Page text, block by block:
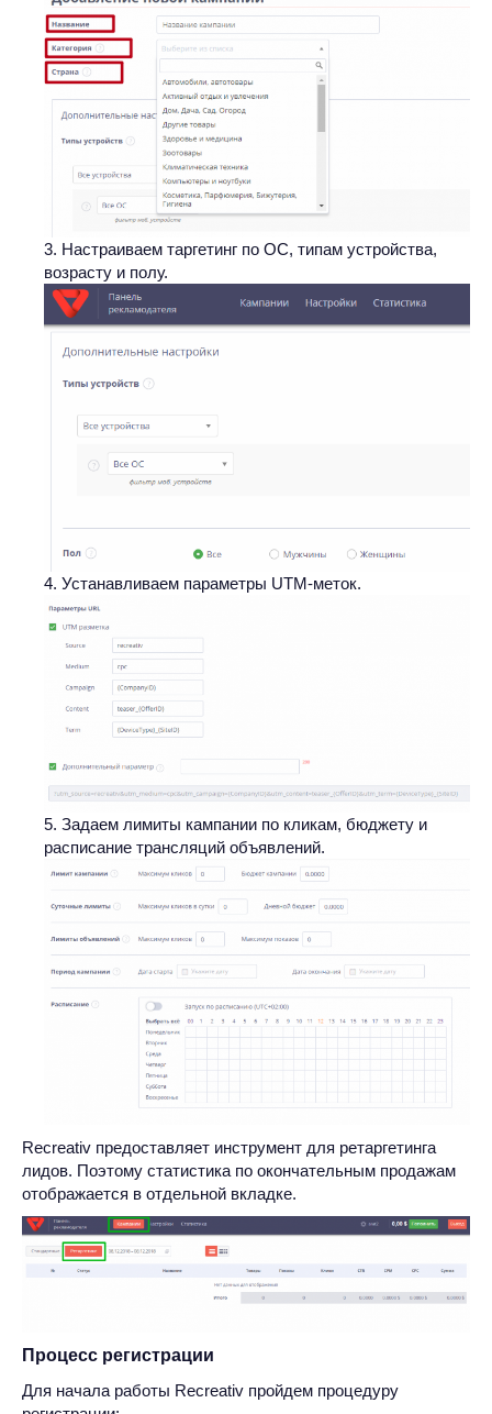
Настраиваем таргетинг по ОС, типам устройства,
возрасту и полу.
Устанавливаем параметры UTM-меток.
Задаем лимиты кампании по кликам, бюджету и
расписание трансляций объявлений.
Recreativ предоставляет инструмент для ретаргетинга
лидов. Поэтому статистика по окончательным продажам
отображается в отдельной вкладке.
Процесс регистрации
Для начала работы Recreativ пройдем процедуру